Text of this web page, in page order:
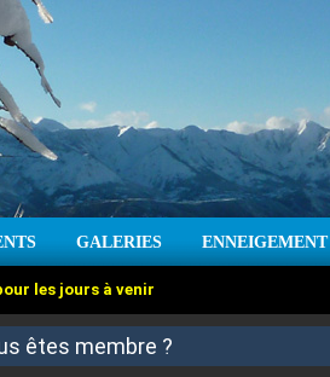
GALERIES ENNEIGEMENT
les jours à venir
pour les jours à venir
êtes membre ?